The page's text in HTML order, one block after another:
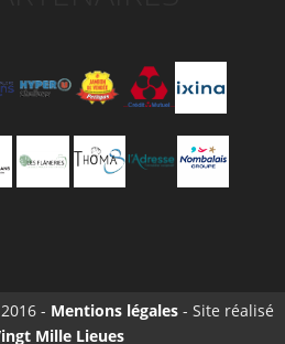
- Mentions légales - Site réalisé
Mille Lieues